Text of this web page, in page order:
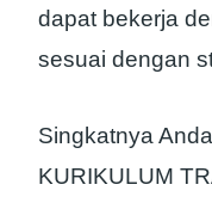
dapat bekerja
sesuai dengan
Singkatnya
KURIKULUM